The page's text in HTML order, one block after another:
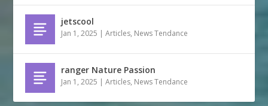
jetscool
Jan 1, 2025 |Articles, News Tendance
ranger Nature Passion
Jan 1, 2025 |Articles, News Tendance